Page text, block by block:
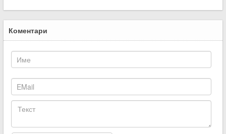
Коментари